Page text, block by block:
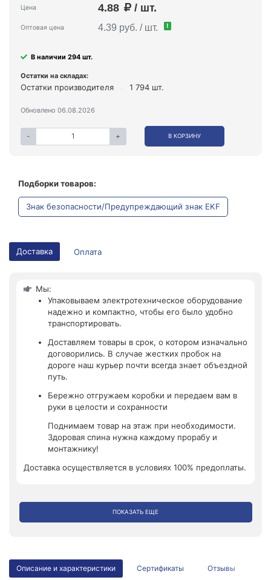
Цена 4.88 / шт.
Оптовая цена 4.39 руб. / шт. !
В наличии 294 шт.
Остатки на складах:
Остатки производителя 1 794 шт.
Обновлено 06.08.2026
- + В КОРЗИНУ
Подборки товаров:
Знак безопасности/Предупреждающий знак EKF
Доставка Оплата
Мы:
Упаковываем электротехническое оборудование
надежно и компактно, чтобы его было удобно
транспортировать.
Доставляем товары в срок, о котором изначально
договорились. В случае жестких пробок на
дороге наш курьер почти всегда знает объездной
путь.
Бережно отгружаем коробки и передаем вам в
руки в целости и сохранности
Поднимаем товар на этаж при необходимости.
Здоровая спина нужна каждому прорабу и
монтажнику!
Доставка осуществляется в условиях 100% предоплаты.
ПОКАЗАТЬ ЕЩЕ
Описание и характеристики Сертификаты Отзывы